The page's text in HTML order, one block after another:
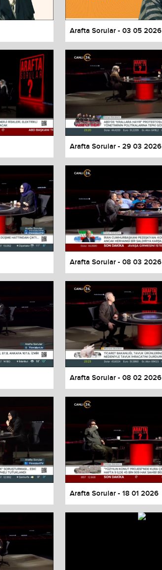
Arafta Sorular - 03 05 2026
Arafta Sorular - 29 03 2026
Arafta Sorular - 08 03 2026
Arafta Sorular - 08 02 2026
Arafta Sorular - 18 01 2026